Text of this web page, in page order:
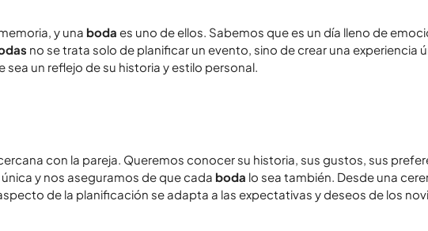
y una boda es uno de ellos. Sabemos que es un día lleno de
no se trata solo de planificar un evento, sino de crear una experiencia
un reflejo de su historia y estilo personal.
con la pareja. Queremos conocer su historia, sus gustos, sus
y nos aseguramos de que cada boda lo sea también. Desde una
de la planificación se adapta a las expectativas y deseos de los